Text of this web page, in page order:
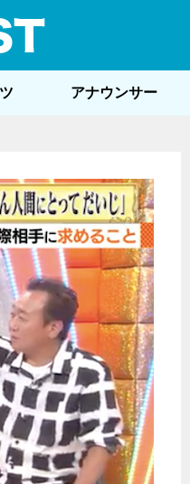
アナウンサー
＝ラブ！げーみんぐ』＝LOV
愛羅＆佐々木舞香SPインタ